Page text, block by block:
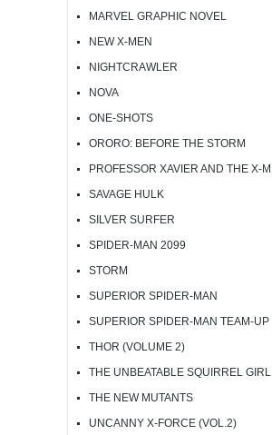
MARVEL GRAPHIC NOVEL
NEW X-MEN
NIGHTCRAWLER
NOVA
ONE-SHOTS
ORORO: BEFORE THE STORM
PROFESSOR XAVIER AND THE X-
SAVAGE HULK
SILVER SURFER
SPIDER-MAN 2099
STORM
SUPERIOR SPIDER-MAN
SUPERIOR SPIDER-MAN TEAM-UP
THOR (VOLUME 2)
THE UNBEATABLE SQUIRREL
THE NEW MUTANTS
UNCANNY X-FORCE (VOL.2)